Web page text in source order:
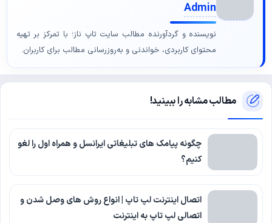
Admin
نویسنده و گردآورنده مطالب سایت تاپ ناز؛ با تمرکز بر تهیه
محتوای کاربردی، خواندنی و به‌روزرسانی مطالب برای کاربران.
مطالب مشابه را ببینید!
چگونه پیامک های تبلیغاتی ایرانسل و همراه اول را لغو
کنیم؟
اتصال اینترنت لپ تاپ | انواع روش های وصل شدن و
اتصالی لپ تاپ به اینترنت